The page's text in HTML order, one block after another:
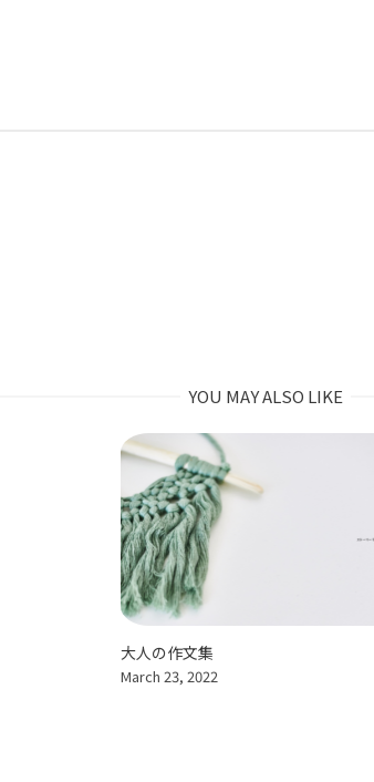
YOU MAY ALSO LIKE
大人の作文集
March 23, 2022